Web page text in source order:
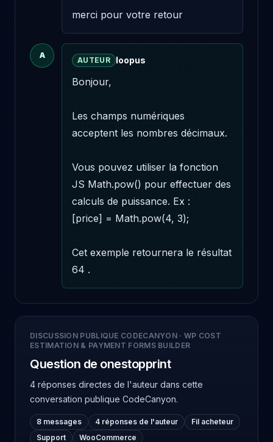
merci pour votre retour
A
AUTEUR loopus
Bonjour,
Les champs numériques
acceptent les nombres décimaux.
Vous pouvez utiliser la fonction
JS Math.pow() pour effectuer des
calculs de puissance. Ex :
[price] = Math.pow(4, 3);
Cet exemple retournera le résultat
64 .
DISCUSSION PUBLIQUE CODECANYON · WP COST
ESTIMATION & PAYMENT FORMS BUILDER
Question de onestopprint
4 réponses directes de l'auteur dans cette
conversation publique CodeCanyon.
8 messages 4 réponses de l'auteur
Fil acheteur
Support
WooCommerce